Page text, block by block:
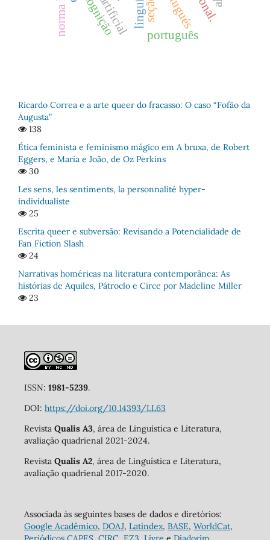
cognição português
Ricardo Correa e a arte queer do fracasso: O caso “Fofão da
Augusta”
138
Ética feminista e feminismo mágico em A bruxa, de Robert
Eggers, e Maria e João, de Oz Perkins
30
Les sens, les sentiments, la personnalité hyper-
individualiste
25
Escrita queer e subversão: Revisando a Potencialidade de
Fan Fiction Slash
24
Narrativas homéricas na literatura contemporânea: As
histórias de Aquiles, Pátroclo e Circe por Madeline Miller
23
ISSN: 1981-5239.
DOI: https://doi.org/10.14393/LL63
Revista Qualis A3, área de Linguística e Literatura,
avaliação quadrienal 2021-2024.
Revista Qualis A2, área de Linguística e Literatura,
avaliação quadrienal 2017-2020.
Associada às seguintes bases de dados e diretórios:
Google Acadêmico, DOAJ, Latindex, BASE, WorldCat,